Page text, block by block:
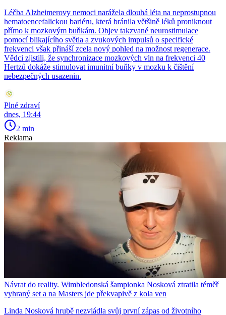
Léčba Alzheimerovy nemoci narážela dlouhá léta na neprostupnou
hematoencefalickou bariéru, která bránila většině léků proniknout
přímo k mozkovým buňkám. Objev takzvané neurostimulace
pomocí blikajícího světla a zvukových impulsů o specifické
frekvenci však přináší zcela nový pohled na možnost regenerace.
Vědci zjistili, že synchronizace mozkových vln na frekvenci 40
Hertzů dokáže stimulovat imunitní buňky v mozku k čištění
nebezpečných usazenin.
Plné zdraví
dnes, 19:44
2 min
Reklama
Návrat do reality. Wimbledonská šampionka Nosková ztratila téměř
vyhraný set a na Masters jde překvapivě z kola ven
Linda Nosková hrubě nezvládla svůj první zápas od životního